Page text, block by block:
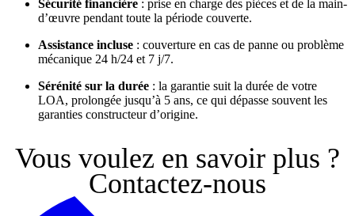
Sécurité financière : prise en charge des pièces et de la main-
d’œuvre pendant toute la période couverte.
Assistance incluse : couverture en cas de panne ou problème
mécanique 24 h/24 et 7 j/7.
Sérénité sur la durée : la garantie suit la durée de votre
LOA, prolongée jusqu’à 5 ans, ce qui dépasse souvent les
garanties constructeur d’origine.
Vous voulez en savoir plus ?
Contactez-nous